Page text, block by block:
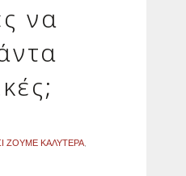
να
ΖΟΥΜΕ ΚΑΛΥΤΕΡΑ,